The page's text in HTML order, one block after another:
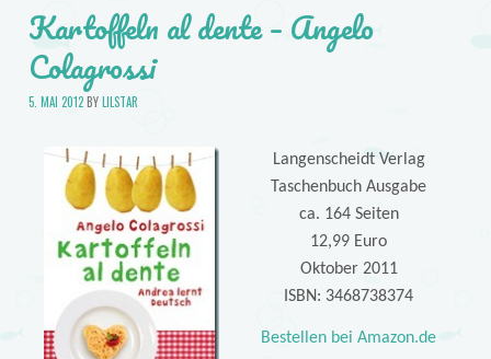
Kartoffeln al dente – Angelo
Colagrossi
5. MAI 2012BYLILSTAR
Langenscheidt Verlag
Taschenbuch Ausgabe
ca. 164 Seiten
12,99 Euro
Oktober 2011
ISBN: 3468738374
Bestellen bei Amazon.de